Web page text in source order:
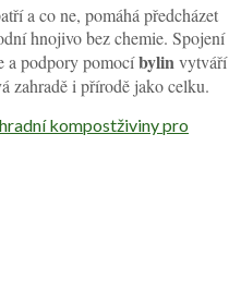
a co ne, pomáhá předcházet
hnojivo bez chemie. Spojení
a podpory pomocíbylinvytváří
zahradě i přírodě jako celku.
kompostživiny pro